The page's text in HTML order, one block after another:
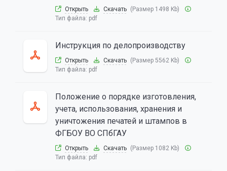
Открыть Скачать (Размер 1498 Kb)
Тип файла: pdf
Инструкция по делопроизводству
Открыть Скачать (Размер 5562 Kb)
Тип файла: pdf
Положение о порядке изготовления,
учета, использования, хранения и
уничтожения печатей и штампов в
ФГБОУ ВО СПбГАУ
Открыть Скачать (Размер 1082 Kb)
Тип файла: pdf